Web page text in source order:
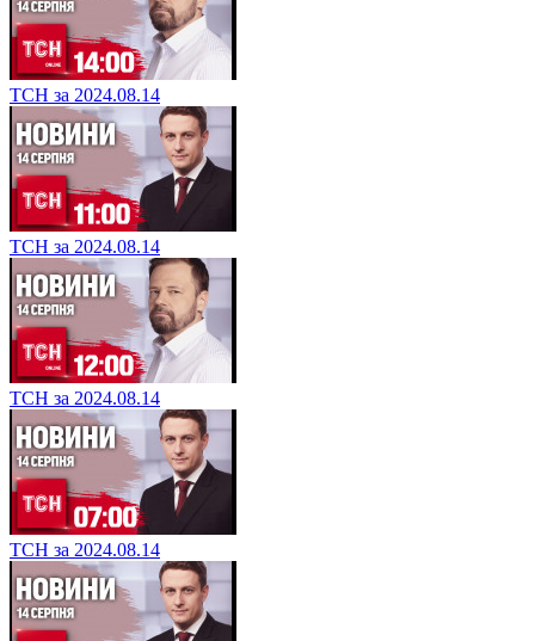
ТСН за 2024.08.14
ТСН за 2024.08.14
ТСН за 2024.08.14
ТСН за 2024.08.14